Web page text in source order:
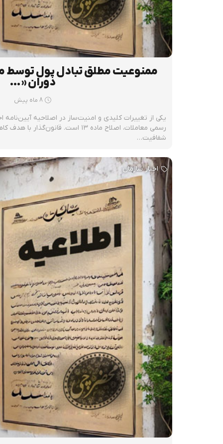
ممنوعیت مطلق تبادل پول توسط
دوران «…
8 ماه پیش
رسمی معاملات، اصلاح ماده ۱۳ است.
شفافیت…
اخبار سازمان